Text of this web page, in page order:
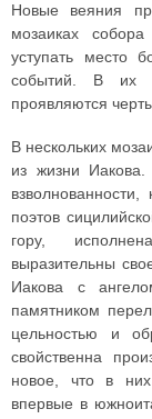
Новые веяния
мозаиках
уступать место
событий. В их
проявляются
В нескольких
из жизни
взволнованности,
поэтов
гору,
выразительны
Иакова с
памятником
цельностью и
свойственна
новое, что в них
впервые в